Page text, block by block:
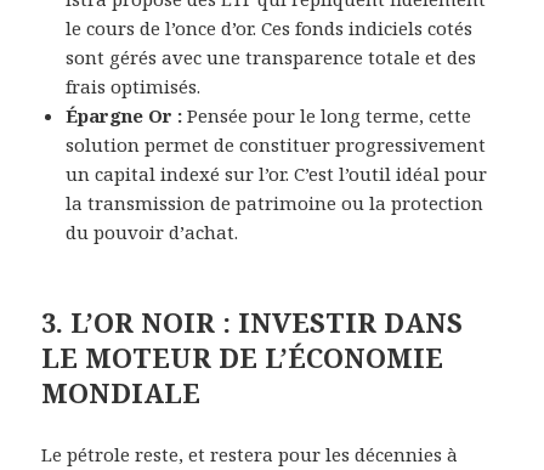
le cours de l’once d’or. Ces fonds indiciels cotés
sont gérés avec une transparence totale et des
frais optimisés.
Épargne Or : Pensée pour le long terme, cette
solution permet de constituer progressivement
un capital indexé sur l’or. C’est l’outil idéal pour
la transmission de patrimoine ou la protection
du pouvoir d’achat.
3. L’OR NOIR : INVESTIR DANS
LE MOTEUR DE L’ÉCONOMIE
MONDIALE
Le pétrole reste, et restera pour les décennies à